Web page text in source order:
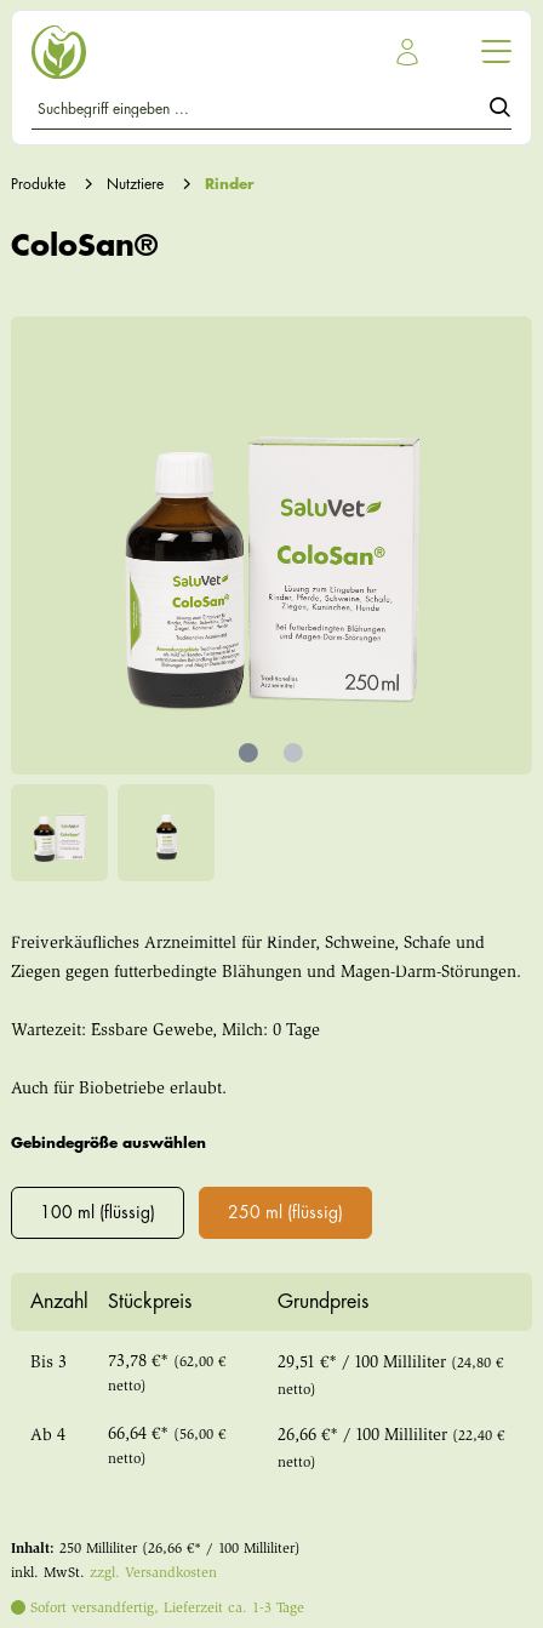
Produkte Nutztiere Rinder
ColoSan®
Freiverkäufliches Arzneimittel für Rinder, Schweine, Schafe und
Ziegen gegen futterbedingte Blähungen und Magen-Darm-Störungen.
Wartezeit: Essbare Gewebe, Milch: 0 Tage
Auch für Biobetriebe erlaubt.
Gebindegröße auswählen
100 ml (flüssig) 250 ml (flüssig)
Anzahl Stückpreis Grundpreis
Bis 3 73,78 €* (62,00 €
netto)
29,51 €* / 100 Milliliter (24,80 €
netto)
Ab 4 66,64 €* (56,00 €
netto)
26,66 €* / 100 Milliliter (22,40 €
netto)
Inhalt: 250 Milliliter (26,66 €* / 100 Milliliter)
inkl. MwSt. zzgl. Versandkosten
Sofort versandfertig, Lieferzeit ca. 1-3 Tage